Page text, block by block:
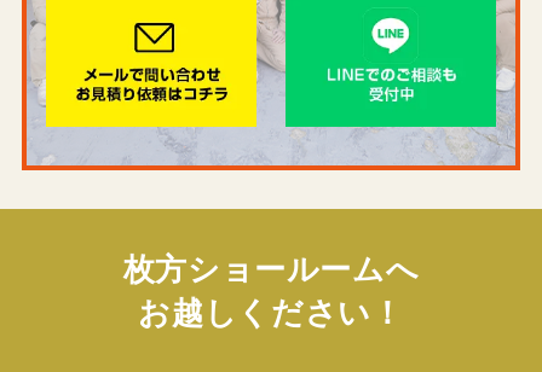
枚方ショールームへ
お越しください！